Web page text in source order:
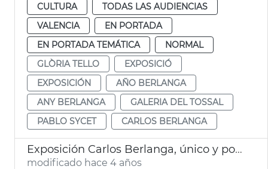
CULTURA
TODAS LAS AUDIENCIAS
VALENCIA
EN PORTADA
EN PORTADA TEMÁTICA
NORMAL
GLÒRIA TELLO
EXPOSICIÓ
EXPOSICIÓN
AÑO BERLANGA
ANY BERLANGA
GALERIA DEL TOSSAL
PABLO SYCET
CARLOS BERLANGA
Exposición Carlos Berlanga, único y poliédrico
modificado hace 4 años